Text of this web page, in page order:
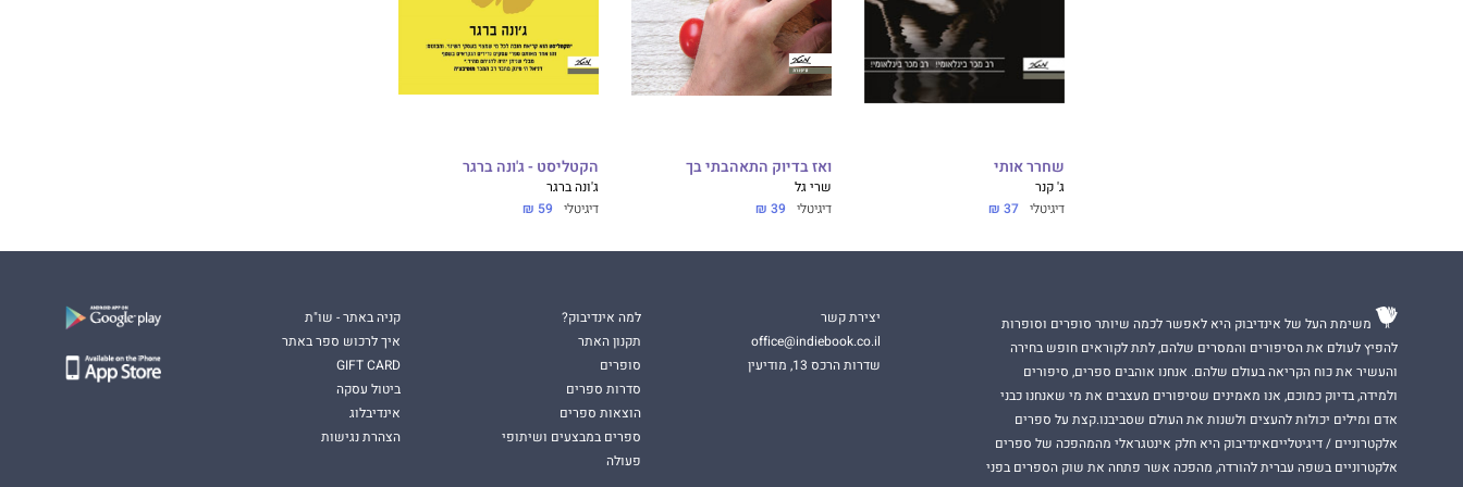
מנכ“ל זאפוס, מחבר רב המכר ע"ובדים מאושרים יוצרים חברה עשירה" (הוצאת
”ג‘ונה ברגר עשה זאת שוב: כתב ספר מרתק גדוש ברעיונות ובכלים כיצד לחשוב על
רבי העוצמה ופותר תעלומות מרתקות בהתנהגות האנושית.“
שחרר אותי
ג' קנר
דיגיטלי 37 ₪
ואז בדיוק התאהבתי בך
שרי גל
דיגיטלי 39 ₪
הקטליסט - ג'ונה ברגר
ג'ונה ברגר
דיגיטלי 59 ₪
משימת העל של אינדיבוק היא לאפשר לכמה שיותר סופרים וסופרות
להפיץ לעולם את הסיפורים והמסרים שלהם, לתת לקוראים חופש בחירה
והעשיר את כוח הקריאה בעולם שלהם. אנחנו אוהבים ספרים, סיפורים
ולמידה, בדיוק כמוכם, אנו מאמינים שסיפורים מעצבים את מי שאנחנו כבני
אדם ומילים יכולות להעצים ולשנות את העולם שסביבנו.קצת על ספרים
אלקטרוניים / דיגיטלייםאינדיבוק היא חלק אינטגראלי מהמהפכה של ספרים
אלקטרוניים בשפה עברית להורדה, מהפכה אשר פתחה את שוק הספרים בפני
יצירת קשר
office@indiebook.co.il
שדרות הרכס 13, מודיעין
למה אינדיבוק?
תקנון האתר
סופרים
סדרות ספרים
הוצאות ספרים
ספרים במבצעים ושיתופי
פעולה
קניה באתר - שו"ת
איך לרכוש ספר באתר
GIFT CARD
ביטול עסקה
אינדיבלוג
הצהרת נגישות